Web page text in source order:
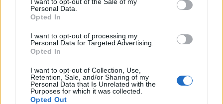
Personal Data.
Opted In
I want to opt-out of processing my
Personal Data for Targeted Advertising.
Opted In
I want to opt-out of Collection, Use,
Retention, Sale, and/or Sharing of my
Personal Data that Is Unrelated with the
Purposes for which it was collected.
Opted Out